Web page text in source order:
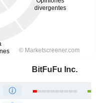
BitFuFu Inc.